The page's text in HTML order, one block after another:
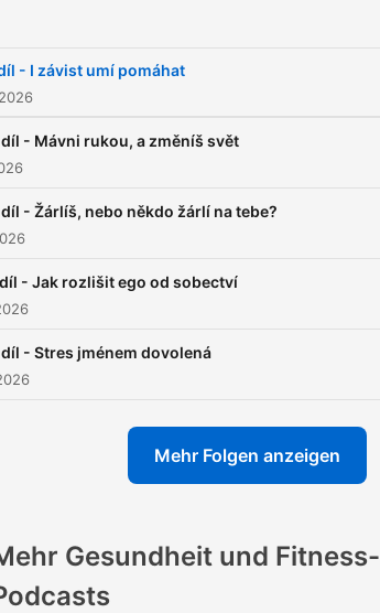
- I závist umí pomáhat
- Mávni rukou, a změníš svět
- Žárlíš, nebo někdo žárlí na tebe?
- Jak rozlišit ego od sobectví
- Stres jménem dovolená
Mehr Folgen anzeigen
Gesundheit und Fitness-